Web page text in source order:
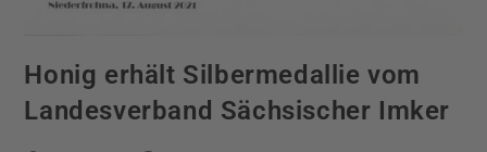
Honig erhält Silbermedallie vom
Landesverband Sächsischer Imker